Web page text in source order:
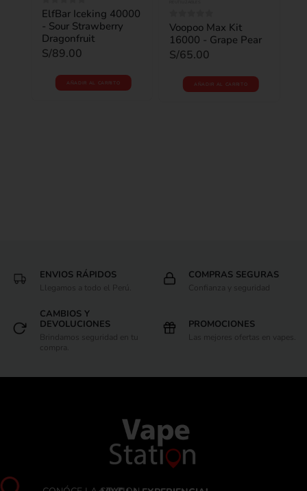
0out of 5
ElfBar Iceking 40000
- Sour Strawberry
Dragonfruit
S/89.00
AÑADIR AL CARRITO
0 out of 5
Voopoo Max Kit
16000 - Grape Pear
S/65.00
AÑADIR AL CARRITO
ENVIOS RÁPIDOS
Llegamos a todo el Perú.
COMPRAS SEGURAS
Confianza y seguridad
CAMBIOS Y
DEVOLUCIONES
Brindamos seguridad en tu
compra.
PROMOCIONES
Las mejores ofertas en vapes.